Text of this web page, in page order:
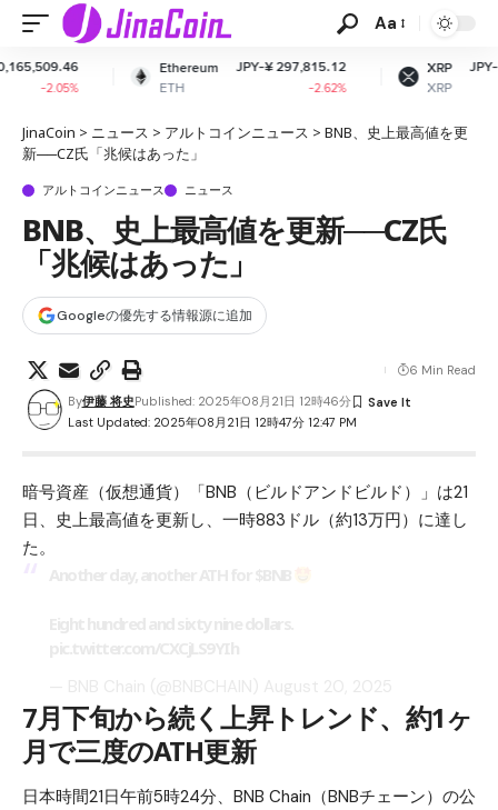
Aa
Ethereum
ETH
JPY-¥ 297,815.12
XRP
XRP
JPY-¥ 161.86
-2.2%
JinaCoin > ニュース > アルトコインニュース > BNB、史上最高値を更
新──CZ氏「兆候はあった」
アルトコインニュース ニュース
BNB、史上最高値を更新──CZ氏
「兆候はあった」
Googleの優先する情報源に追加
Last Updated: 2025年08月21日 12時47分 12:47 PM
By伊藤 将史Published: 2025年08月21日 12時46分
6 Min Read
暗号資産（仮想通貨）「BNB（ビルドアンドビルド） 」は21
日、史上最高値を更新し、一時883ドル（約13万円）に達し
た。
7月下旬から続く上昇トレンド、約1ヶ
月で三度のATH更新
日本時間21日午前5時24分、BNB Chain（BNBチェーン）の公